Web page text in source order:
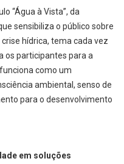
“Água à Vista”, da
sensibiliza o público sobre
hídrica, tema cada vez
os participantes para a
como um
ambiental, senso de
para o desenvolvimento
em soluções